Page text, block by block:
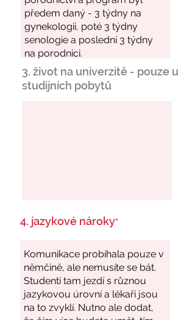
3. život na univerzitě - pouze u
studijních pobytů
4. jazykové nároky*